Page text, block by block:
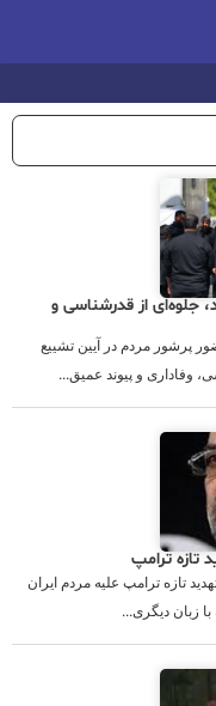
جلوه‌ای از قدرشناسی و
پرشور مردم در آیین تشییع
وفاداری و پیوند عمیق...
تازه ترامپ
تازه ترامپ علیه مردم ایران
زبان دیگری...